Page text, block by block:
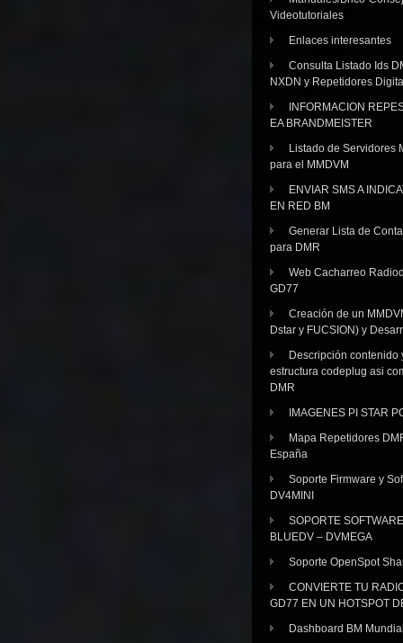
Videotutoriales
Enlaces interesantes
Consulta Listado Ids
NXDN y Repetidores
INFORMACION
EA BRANDMEISTER
Listado de Servidores
para el MMDVM
ENVIAR SMS A
EN RED BM
Generar Lista de
para DMR
Web Cacharreo
GD77
Creación de un
Dstar y FUCSION) y
Descripción contenido
estructura codeplug asi
DMR
IMAGENES PI STAR
Mapa Repetidores
España
Soporte Firmware y
DV4MINI
SOPORTE SOFTWARE
BLUEDV – DVMEGA
Soporte OpenSpot
CONVIERTE TU
GD77 EN UN HOTSPOT
Dashboard BM